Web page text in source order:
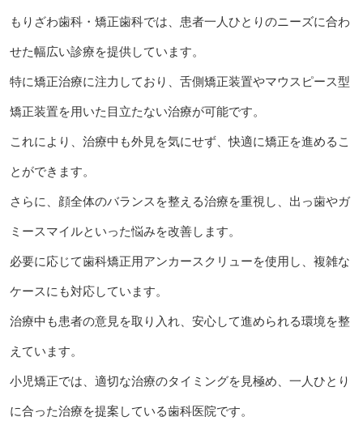
もりざわ歯科・矯正歯科では、患者一人ひとりのニーズに合わ
せた幅広い診療を提供しています。
特に矯正治療に注力しており、舌側矯正装置やマウスピース型
矯正装置を用いた目立たない治療が可能です。
これにより、治療中も外見を気にせず、快適に矯正を進めるこ
とができます。
さらに、顔全体のバランスを整える治療を重視し、出っ歯やガ
ミースマイルといった悩みを改善します。
必要に応じて歯科矯正用アンカースクリューを使用し、複雑な
ケースにも対応しています。
治療中も患者の意見を取り入れ、安心して進められる環境を整
えています。
小児矯正では、適切な治療のタイミングを見極め、一人ひとり
に合った治療を提案している歯科医院です。